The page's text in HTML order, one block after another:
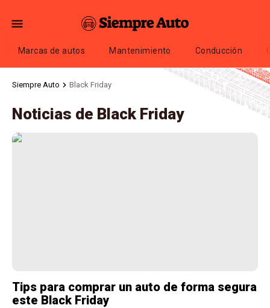
Marcas de autos Mantenimiento Conducción
Siempre Auto Black Friday
Noticias de Black Friday
Tips para comprar un auto de forma segura
este Black Friday